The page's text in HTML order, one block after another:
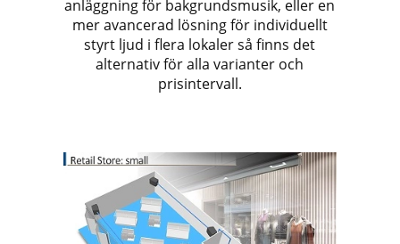
anläggning för bakgrundsmusik, eller en
mer avancerad lösning för individuellt
styrt ljud i flera lokaler så finns det
alternativ för alla varianter och
prisintervall.